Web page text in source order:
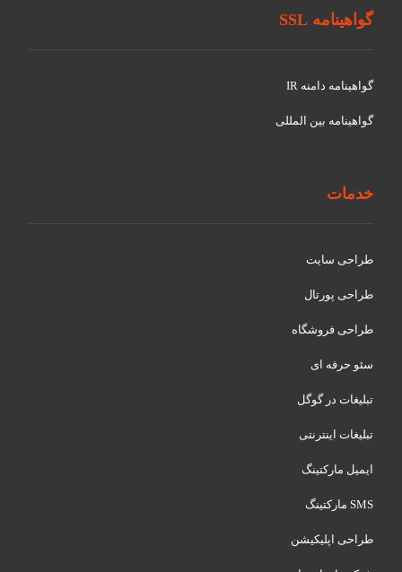
گواهینامه SSL
گواهينامه دامنه IR
گواهينامه بین المللی
خدمات
طراحی سایت
طراحی پورتال
طراحی فروشگاه
سئو حرفه ای
تبلیغات در گوگل
تبلیغات اینترنتی
ایمیل مارکتینگ
SMS مارکتینگ
طراحی اپلیکیشن